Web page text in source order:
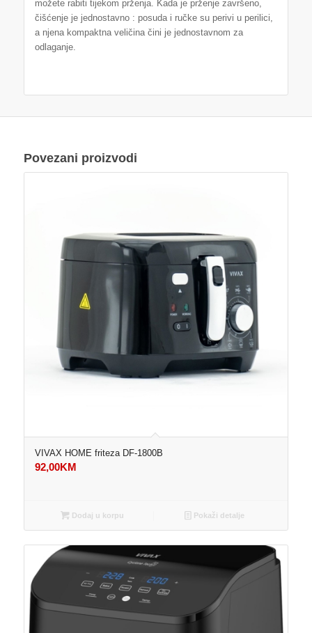
možete rabiti tijekom prženja. Kada je prženje završeno,
čišćenje je jednostavno : posuda i ručke su perivi u perilici,
a njena kompaktna veličina čini je jednostavnom za
odlaganje.
Povezani proizvodi
VIVAX HOME friteza DF-1800B
92,00KM
Dodaj u korpu Pokaži detalje